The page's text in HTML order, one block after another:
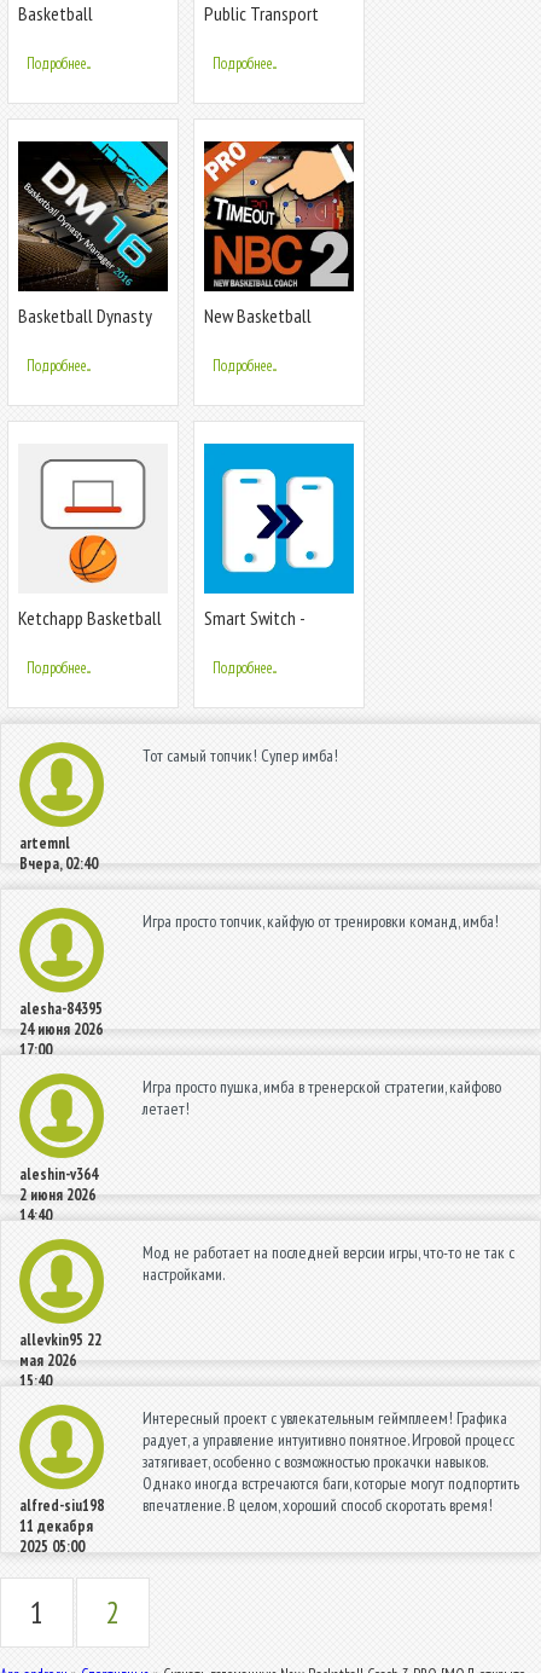
Basketball
Подробнее...
Public Transport
Подробнее...
Basketball Dynasty
Подробнее...
New Basketball
Подробнее...
Ketchapp Basketball
Подробнее...
Smart Switch -
Подробнее...
artemnl
Вчера, 02:40
Тот самый топчик! Супер имба!
alesha-84395
24 июня 2026
17:00
Игра просто топчик, кайфую от тренировки команд, имба!
aleshin-v364
2 июня 2026
14:40
Игра просто пушка, имба в тренерской стратегии, кайфово
летает!
allevkin95 22
мая 2026
15:40
Мод не работает на последней версии игры, что-то не так с
настройками.
alfred-siu198
11 декабря
2025 05:00
Интересный проект с увлекательным геймплеем! Графика
радует, а управление интуитивно понятное. Игровой процесс
затягивает, особенно с возможностью прокачки навыков.
Однако иногда встречаются баги, которые могут подпортить
впечатление. В целом, хороший способ скоротать время!
1 2